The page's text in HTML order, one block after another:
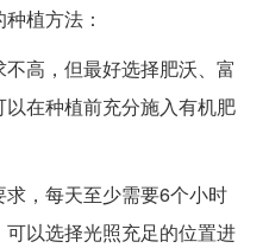
植方法：
高，但最好选择肥沃、富
在种植前充分施入有机肥
，每天至少需要6个小时
以选择光照充足的位置进